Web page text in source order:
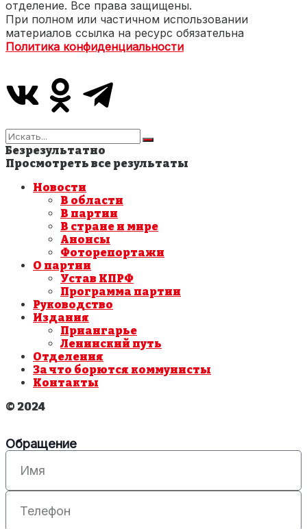
отделение. Все права защищены.
При полном или частичном использовании
материалов ссылка на ресурс обязательна
Политика конфиденциальности
Безрезультатно
Просмотреть все результаты
Новости
В области
В партии
В стране и мире
Анонсы
Фоторепортажи
О партии
Устав КПРФ
Программа партии
Руководство
Издания
Приангарье
Ленинский путь
Отделения
За что борются коммунисты
Контакты
© 2024
Обращение